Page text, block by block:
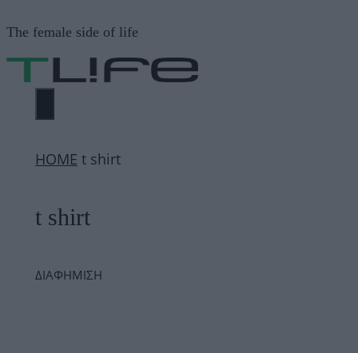
σε
περιεχόμενο
The female side of life
ΜΕΝΟΎ
ΗΟΜΕ t shirt
t shirt
ΔΙΑΦΗΜΙΣΗ